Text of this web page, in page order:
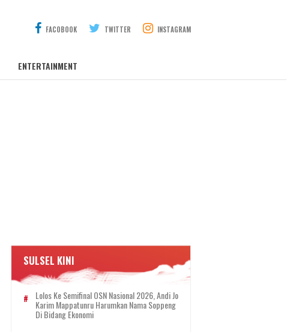
FACOBOOK TWITTER INSTAGRAM
ENTERTAINMENT
SULSEL KINI
Lolos Ke Semifinal OSN Nasional 2026, Andi Jo
Karim Mappatunru Harumkan Nama Soppeng
Di Bidang Ekonomi